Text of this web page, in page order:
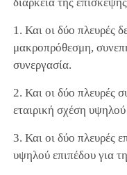
1. Και οι δύο πλευρές
μακροπρόθεσμη,
συνεργασία.
2. Και οι δύο πλευρές
εταιρική σχέση
3. Και οι δύο πλευρές
υψηλού επιπέδου για